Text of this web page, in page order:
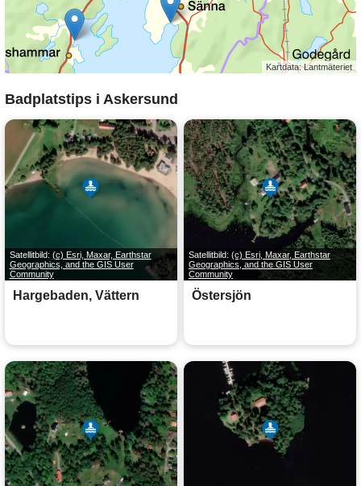
Kartdata: Lantmäteriet
Badplatstips i Askersund
Satellitbild: (c) Esri, Maxar, Earthstar
Geographics, and the GIS User
Community
Hargebaden, Vättern
Satellitbild: (c) Esri, Maxar, Earthstar
Geographics, and the GIS User
Community
Östersjön